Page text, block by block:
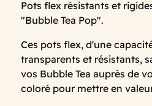
Pots flex résistants et
"Bubble Tea Pop".
Ces pots flex, d'une
transparents et résistants,
vos Bubble Tea auprès de
coloré pour mettre en